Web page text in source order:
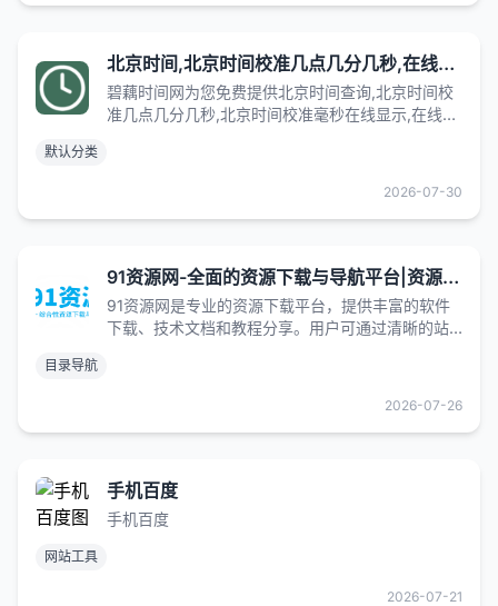
北京时间,北京时间校准几点几分几秒,在线时差换算_碧藕时间网
碧藕时间网为您免费提供北京时间查询,北京时间校
准几点几分几秒,北京时间校准毫秒在线显示,在线时
默认分类
2026-07-30
91资源网-全面的资源下载与导航平台|资源下载|站点导航 | 技术文档分享 | 会员专享权益
91资源网是专业的资源下载平台，提供丰富的软件
下载、技术文档和教程分享。用户可通过清晰的站
目录导航
2026-07-26
手机百度
手机百度
网站工具
2026-07-21